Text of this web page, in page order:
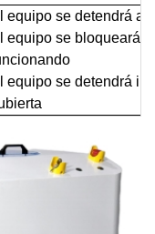
equipo se detendrá
equipo se bloqueará
equipo se detendrá